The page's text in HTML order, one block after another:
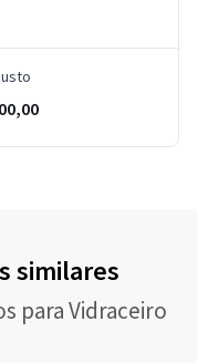
similares
para Vidraceiro